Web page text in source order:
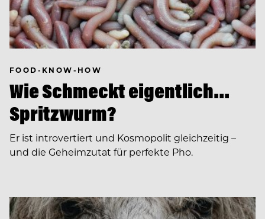
FOOD-KNOW-HOW
Wie Schmeckt eigentlich…
Spritzwurm?
Er ist introvertiert und Kosmopolit gleichzeitig –
und die Geheimzutat für perfekte Pho.